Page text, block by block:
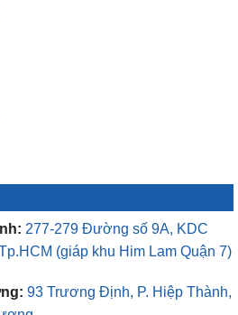
277-279 Đường số 9A, KDC
(giáp khu Him Lam Quận 7)
93 Trương Định, P. Hiệp Thành,